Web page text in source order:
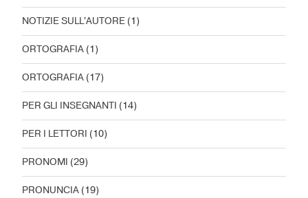
NOTIZIE SULL'AUTORE (1)
ORTOGRAFIA (1)
ORTOGRAFIA (17)
PER GLI INSEGNANTI (14)
PER I LETTORI (10)
PRONOMI (29)
PRONUNCIA (19)